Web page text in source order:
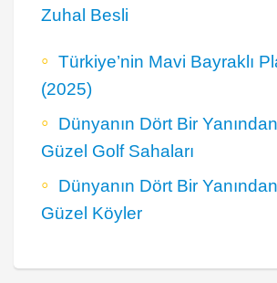
Zuhal Besli
Türkiye’nin Mavi Bayraklı
(2025)
Dünyanın Dört Bir
Güzel Golf Sahaları
Dünyanın Dört Bir
Güzel Köyler